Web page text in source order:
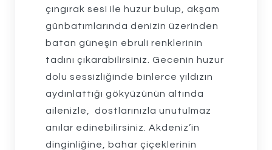
çıngırak sesi ile huzur bulup, akşam
günbatımlarında denizin üzerinden
batan güneşin ebruli renklerinin
tadını çıkarabilirsiniz. Gecenin huzur
dolu sessizliğinde binlerce yıldızın
aydınlattığı gökyüzünün altında
ailenizle, dostlarınızla unutulmaz
anılar edinebilirsiniz. Akdeniz’in
dinginliğine, bahar çiçeklerinin